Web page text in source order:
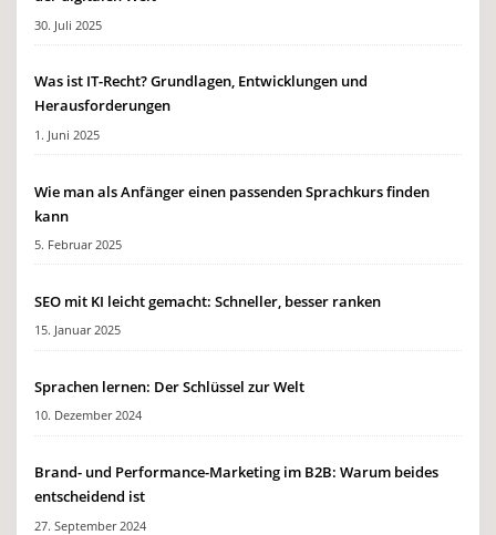
30. Juli 2025
Was ist IT-Recht? Grundlagen, Entwicklungen und
Herausforderungen
1. Juni 2025
Wie man als Anfänger einen passenden Sprachkurs finden
kann
5. Februar 2025
SEO mit KI leicht gemacht: Schneller, besser ranken
15. Januar 2025
Sprachen lernen: Der Schlüssel zur Welt
10. Dezember 2024
Brand- und Performance-Marketing im B2B: Warum beides
entscheidend ist
27. September 2024